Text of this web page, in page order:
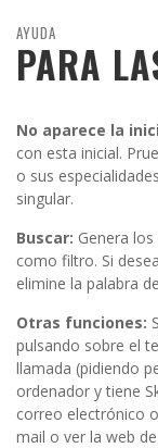
AYUDA
PARA
No aparece la
con esta inicial.
o sus
singular.
Buscar: Genera
como filtro. Si
elimine la palabra
Otras funciones:
pulsando sobre el
llamada (pidiendo
ordenador y tiene
correo electrónico
mail o ver la web